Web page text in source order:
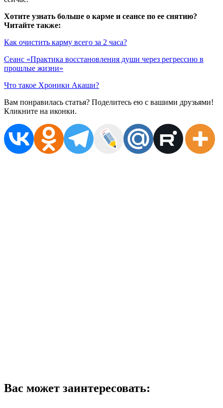
Хотите узнать больше о карме и сеансе по ее снятию?
Читайте также:
Как очистить карму всего за 2 часа?
Сеанс «Практика восстановления души через регрессию в
прошлые жизни»
Что такое Хроники Акаши?
Вам понравилась статья? Поделитесь ею с вашими друзьями!
Кликните на иконки.
Вас может заинтересовать: